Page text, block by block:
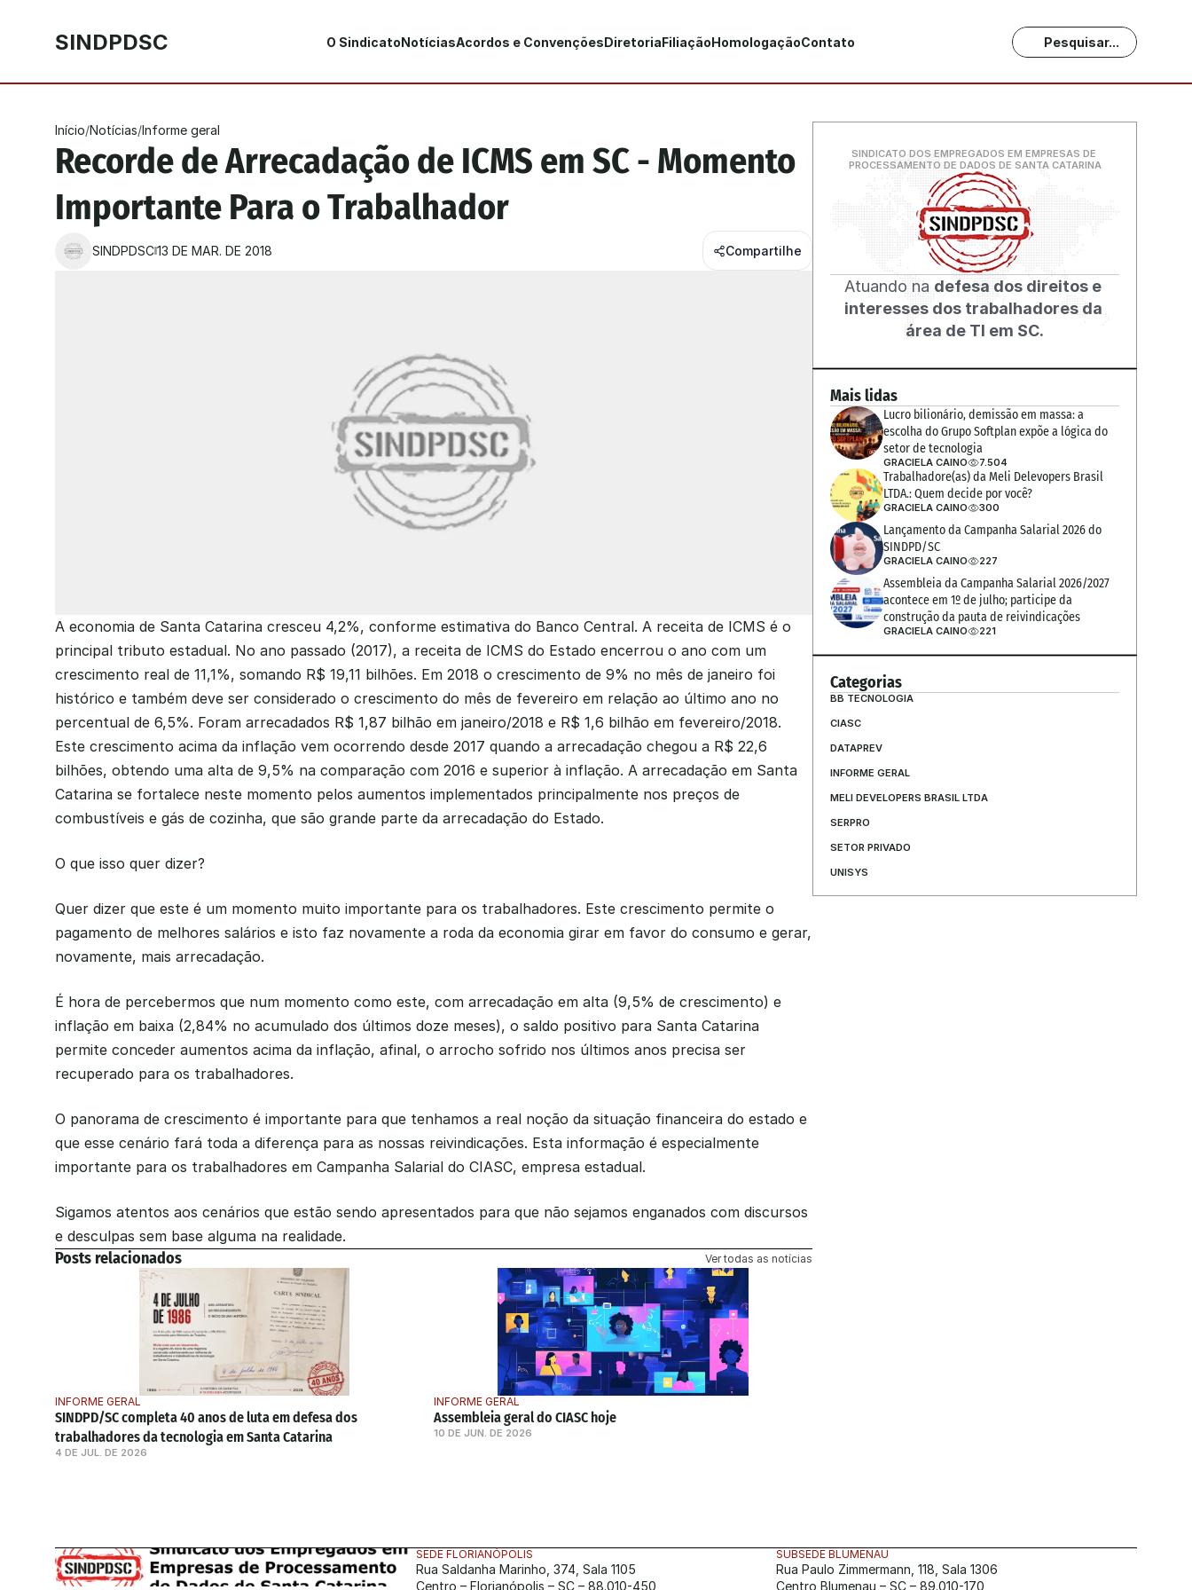
SINDPDSC O SindicatoNotíciasAcordos e ConvençõesDiretoriaFiliaçãoHomologaçãoContato Pesquisar...
Início/Notícias/Informe geral
Recorde de Arrecadação de ICMS em SC - Momento
Importante Para o Trabalhador
SINDPDSC13 DE MAR. DE 2018 Compartilhe
A economia de Santa Catarina cresceu 4,2%, conforme estimativa do Banco Central. A receita de ICMS é o
principal tributo estadual. No ano passado (2017), a receita de ICMS do Estado encerrou o ano com um
crescimento real de 11,1%, somando R$ 19,11 bilhões. Em 2018 o crescimento de 9% no mês de janeiro foi
histórico e também deve ser considerado o crescimento do mês de fevereiro em relação ao último ano no
percentual de 6,5%. Foram arrecadados R$ 1,87 bilhão em janeiro/2018 e R$ 1,6 bilhão em fevereiro/2018.
Este crescimento acima da inflação vem ocorrendo desde 2017 quando a arrecadação chegou a R$ 22,6
bilhões, obtendo uma alta de 9,5% na comparação com 2016 e superior à inflação. A arrecadação em Santa
Catarina se fortalece neste momento pelos aumentos implementados principalmente nos preços de
combustíveis e gás de cozinha, que são grande parte da arrecadação do Estado.
O que isso quer dizer?
Quer dizer que este é um momento muito importante para os trabalhadores. Este crescimento permite o
pagamento de melhores salários e isto faz novamente a roda da economia girar em favor do consumo e gerar,
novamente, mais arrecadação.
É hora de percebermos que num momento como este, com arrecadação em alta (9,5% de crescimento) e
inflação em baixa (2,84% no acumulado dos últimos doze meses), o saldo positivo para Santa Catarina
permite conceder aumentos acima da inflação, afinal, o arrocho sofrido nos últimos anos precisa ser
recuperado para os trabalhadores.
O panorama de crescimento é importante para que tenhamos a real noção da situação financeira do estado e
que esse cenário fará toda a diferença para as nossas reivindicações. Esta informação é especialmente
importante para os trabalhadores em Campanha Salarial do CIASC, empresa estadual.
Sigamos atentos aos cenários que estão sendo apresentados para que não sejamos enganados com discursos
e desculpas sem base alguma na realidade.
Posts relacionados Ver todas as notícias
INFORME GERAL
SINDPD/SC completa 40 anos de luta em defesa dos
trabalhadores da tecnologia em Santa Catarina
4 DE JUL. DE 2026
INFORME GERAL
Assembleia geral do CIASC hoje
10 DE JUN. DE 2026
SINDICATO DOS EMPREGADOS EM EMPRESAS DE
PROCESSAMENTO DE DADOS DE SANTA CATARINA
Atuando na defesa dos direitos e
interesses dos trabalhadores da
área de TI em SC.
Mais lidas
Lucro bilionário, demissão em massa: a
escolha do Grupo Softplan expõe a lógica do
setor de tecnologia
GRACIELA CAINO 7.504
Trabalhadore(as) da Meli Delevopers Brasil
LTDA.: Quem decide por você?
GRACIELA CAINO 300
Lançamento da Campanha Salarial 2026 do
SINDPD/SC
GRACIELA CAINO 227
Assembleia da Campanha Salarial 2026/2027
acontece em 1º de julho; participe da
construção da pauta de reivindicações
GRACIELA CAINO 221
Categorias
BB TECNOLOGIA
CIASC
DATAPREV
INFORME GERAL
MELI DEVELOPERS BRASIL LTDA
SERPRO
SETOR PRIVADO
UNISYS
SEDE FLORIANÓPOLIS
Rua Saldanha Marinho, 374, Sala 1105
Centro – Florianópolis – SC – 88.010-450
SUBSEDE BLUMENAU
Rua Paulo Zimmermann, 118, Sala 1306
Centro Blumenau – SC – 89.010-170